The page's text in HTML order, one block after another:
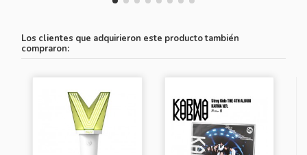
Los clientes que adquirieron este producto también
compraron: